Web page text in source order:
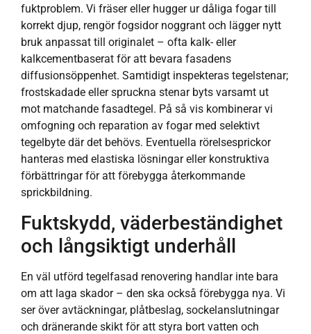
fuktproblem. Vi fräser eller hugger ur dåliga fogar till
korrekt djup, rengör fogsidor noggrant och lägger nytt
bruk anpassat till originalet – ofta kalk- eller
kalkcementbaserat för att bevara fasadens
diffusionsöppenhet. Samtidigt inspekteras tegelstenar;
frostskadade eller spruckna stenar byts varsamt ut
mot matchande fasadtegel. På så vis kombinerar vi
omfogning och reparation av fogar med selektivt
tegelbyte där det behövs. Eventuella rörelsesprickor
hanteras med elastiska lösningar eller konstruktiva
förbättringar för att förebygga återkommande
sprickbildning.
Fuktskydd, väderbeständighet
och långsiktigt underhåll
En väl utförd tegelfasad renovering handlar inte bara
om att laga skador – den ska också förebygga nya. Vi
ser över avtäckningar, plåtbeslag, sockelanslutningar
och dränerande skikt för att styra bort vatten och